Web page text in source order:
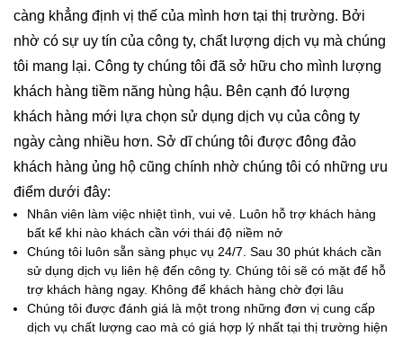
càng khẳng định vị thế của mình hơn tại thị trường. Bởi
nhờ có sự uy tín của công ty, chất lượng dịch vụ mà chúng
tôi mang lại. Công ty chúng tôi đã sở hữu cho mình lượng
khách hàng tiềm năng hùng hậu. Bên cạnh đó lượng
khách hàng mới lựa chọn sử dụng dịch vụ của công ty
ngày càng nhiều hơn. Sở dĩ chúng tôi được đông đảo
khách hàng ủng hộ cũng chính nhờ chúng tôi có những ưu
điểm dưới đây:
Nhân viên làm việc nhiệt tình, vui vẻ. Luôn hỗ trợ khách hàng
bất kể khi nào khách cần với thái độ niềm nở
Chúng tôi luôn sẵn sàng phục vụ 24/7. Sau 30 phút khách cần
sử dụng dịch vụ liên hệ đến công ty. Chúng tôi sẽ có mặt để hỗ
trợ khách hàng ngay. Không để khách hàng chờ đợi lâu
Chúng tôi được đánh giá là một trong những đơn vị cung cấp
dịch vụ chất lượng cao mà có giá hợp lý nhất tại thị trường hiện